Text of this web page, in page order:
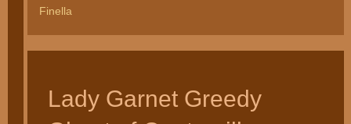
Finella
Lady Garnet Greedy